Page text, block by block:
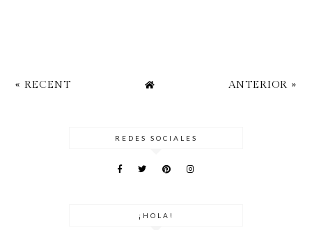
« RECENT ANTERIOR »
REDES SOCIALES
¡HOLA!